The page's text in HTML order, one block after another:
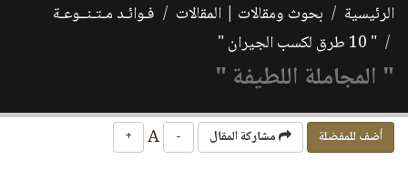
الرئيسية بحوث ومقالات | المقالات
فـوائـد مـتـنــوعـة
" 10 طرق لكسب الجيران "
" المجاملة اللطيفة "
أضف للمفضلة مشاركة المقال -
+